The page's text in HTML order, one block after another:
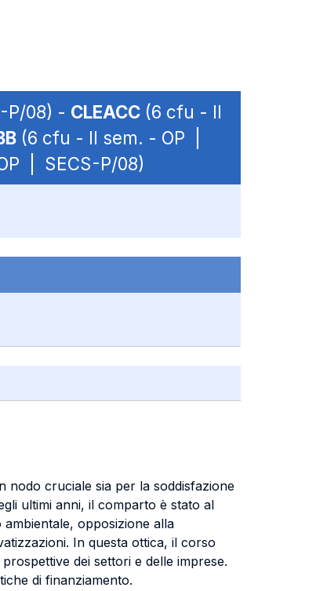
P/08) - CLEACC (6 cfu - II
(6 cfu - II sem. - OP |
| SECS-P/08)
nodo cruciale sia per la soddisfazione
ultimi anni, il comparto è stato al
opposizione alla
In questa ottica, il corso
dei settori e delle imprese.
di finanziamento.